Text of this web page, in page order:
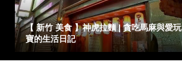
【 新竹 美食 】神虎拉麵 | 貪吃馬麻與愛玩
寶的生活日記